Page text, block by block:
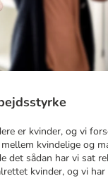
er kvinder, og vi
kvindelige og
det sådan har vi sat
kvinder, og vi